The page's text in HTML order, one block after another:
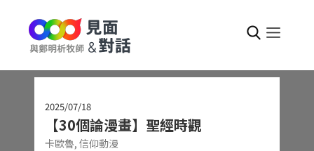
2025/07/18
【30個論漫畫】聖經時觀
卡歐魯, 信仰動漫